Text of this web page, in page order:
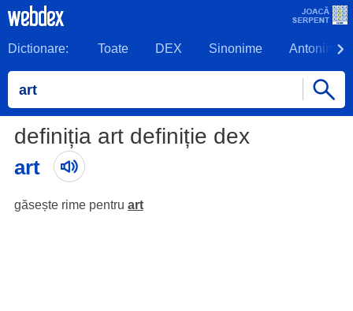
Dictionare: Toate DEX Sinonime Antonime
definiția art definiție dex
art
găsește rime pentru art